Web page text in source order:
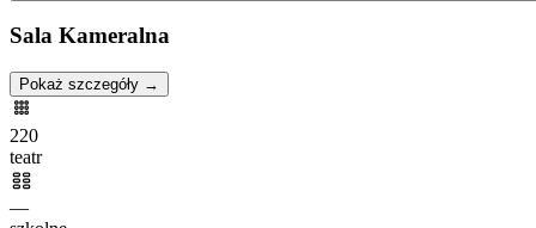
Sala Kameralna
Pokaż szczegóły →
220
teatr
—